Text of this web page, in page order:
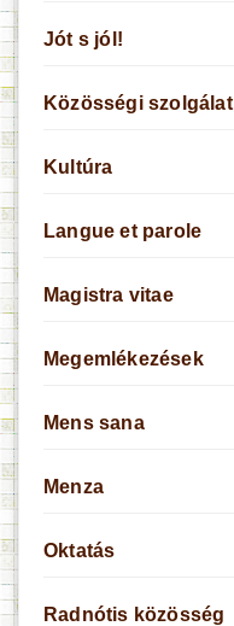
Jót s jól!
Közösségi szolgálat
Kultúra
Langue et parole
Magistra vitae
Megemlékezések
Mens sana
Menza
Oktatás
Radnótis közösség